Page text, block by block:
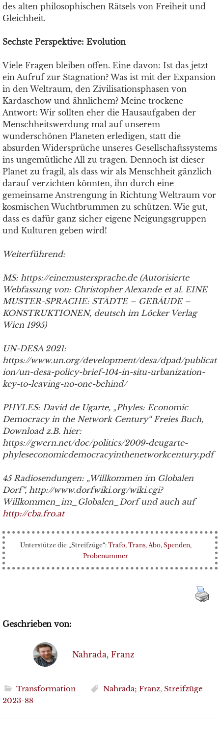
des alten philosophischen Rätsels von Freiheit und
Gleichheit.
Sechste Perspektive: Evolution
Viele Fragen bleiben offen. Eine davon: Ist das jetzt
ein Aufruf zur Stagnation? Was ist mit der Expansion
in den Weltraum, den Zivilisationsphasen von
Kardaschow und ähnlichem? Meine trockene
Antwort: Wir sollten eher die Hausaufgaben der
Menschheitswerdung mal auf unserem
wunderschönen Planeten erledigen, statt die
absurden Widersprüche unseres Gesellschaftssystems
ins ungemütliche All zu tragen. Dennoch ist dieser
Planet zu fragil, als dass wir als Menschheit gänzlich
darauf verzichten könnten, ihn durch eine
gemeinsame Anstrengung in Richtung Weltraum vor
kosmischen Wuchtbrummen zu schützen. Wie gut,
dass es dafür ganz sicher eigene Neigungsgruppen
und Kulturen geben wird!
Weiterführend:
MS: https://einemustersprache.de (Autorisierte
Webfassung von: Christopher Alexande et al. EINE
MUSTER-SPRACHE: STÄDTE – GEBÄUDE –
KONSTRUKTIONEN, deutsch im Löcker Verlag
Wien 1995)
UN-DESA 2021:
https://www.un.org/development/desa/dpad/publicat
ion/un-desa-policy-brief-104-in-situ-urbanization-
key-to-leaving-no-one-behind/
PHYLES: David de Ugarte, „Phyles: Economic
Democracy in the Network Century“ Freies Buch,
Download z.B. hier:
https://gwern.net/doc/politics/2009-deugarte-
phyleseconomicdemocracyinthenetworkcentury.pdf
45 Radiosendungen: „Willkommen im Globalen
Dorf“, http://www.dorfwiki.org/wiki.cgi?
Willkommen_im_Globalen_Dorf und auch auf
http://cba.fro.at
Unterstütze die „Streifzüge“: Trafo, Trans, Abo, Spenden,
Probenummer
Geschrieben von:
Nahrada, Franz
Transformation Nahrada; Franz, Streifzüge
2023-88